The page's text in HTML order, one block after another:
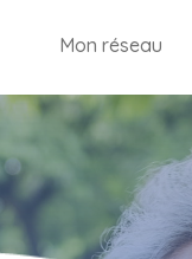
Mon réseau